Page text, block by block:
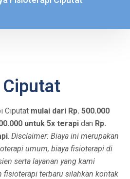
Ciputat mulai dari Rp. 500.000
untuk 5x terapi dan Rp.
. Disclaimer: Biaya ini merupakan
umum, biaya fisioterapi di
serta layanan yang kami
fisioterapi terbaru silahkan kontak